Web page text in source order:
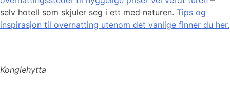
selv hotell som skjuler seg i ett med naturen. Tips og
inspirasjon til overnatting utenom det vanlige finner du her.
Konglehytta